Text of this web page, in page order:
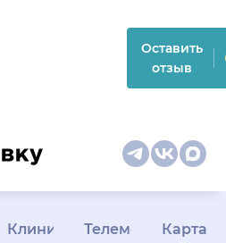
Оставить
отзыв
КлиникамТелемедицина
Карта